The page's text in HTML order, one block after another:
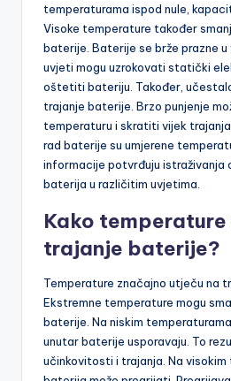
temperaturama ispod nule,
Visoke temperature također
baterije. Baterije se brže prazne u
uvjeti mogu uzrokovati statički
oštetiti bateriju. Također,
trajanje baterije. Brzo punjenje
temperaturu i skratiti vijek
rad baterije su umjerene
informacije potvrđuju istraživanja
baterija u različitim uvjetima.
Kako temperature
trajanje baterije?
Temperature značajno utječu na
Ekstremne temperature mogu
baterije. Na niskim
unutar baterije usporavaju. To
učinkovitosti i trajanja. Na visokim